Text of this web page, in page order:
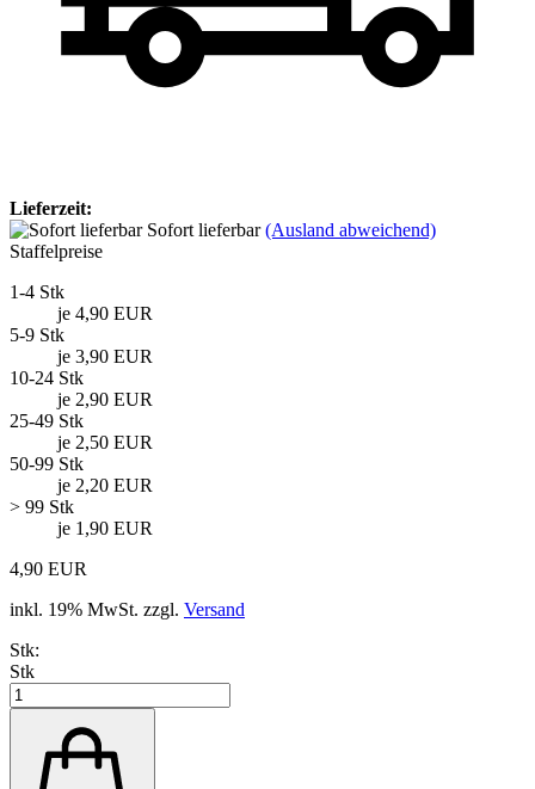
Lieferzeit:
Sofort lieferbar(Ausland abweichend)
Staffelpreise
1-4 Stk
je 4,90 EUR
5-9 Stk
je 3,90 EUR
10-24 Stk
je 2,90 EUR
25-49 Stk
je 2,50 EUR
50-99 Stk
je 2,20 EUR
> 99 Stk
je 1,90 EUR
4,90 EUR
inkl. 19% MwSt. zzgl. Versand
Stk:
Stk